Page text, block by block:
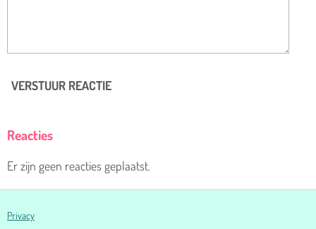
VERSTUUR REACTIE
Reacties
Er zijn geen reacties geplaatst.
Privacy